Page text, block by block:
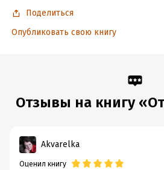
Подробная информация
Дата поступления:6 марта 2019
Время на чтение:
Поделиться
Опубликовать свою книгу
Отзывы на книгу
Akvarelka
Оценил книгу